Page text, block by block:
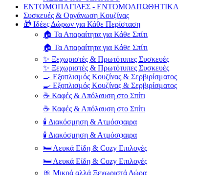
ΕΝΤΟΜΟΠΑΓΙΔΕΣ - ΕΝΤΟΜΟΑΠΩΘΗΤΙΚΑ
Συσκευές & Οργάνωση Κουζίνας
🎁 Ιδέες Δώρων για Κάθε Περίσταση
🏠 Τα Απαραίτητα για Κάθε Σπίτι
🏠 Τα Απαραίτητα για Κάθε Σπίτι
✨ Ξεχωριστές & Πρωτότυπες Συσκευές
✨ Ξεχωριστές & Πρωτότυπες Συσκευές
🍳 Εξοπλισμός Κουζίνας & Σερβιρίσματος
🍳 Εξοπλισμός Κουζίνας & Σερβιρίσματος
☕ Καφές & Απόλαυση στο Σπίτι
☕ Καφές & Απόλαυση στο Σπίτι
🕯️ Διακόσμηση & Ατμόσφαιρα
🕯️ Διακόσμηση & Ατμόσφαιρα
🛏️ Λευκά Είδη & Cozy Επιλογές
🛏️ Λευκά Είδη & Cozy Επιλογές
🎀 Μικρά αλλά Ξεχωριστά Δώρα